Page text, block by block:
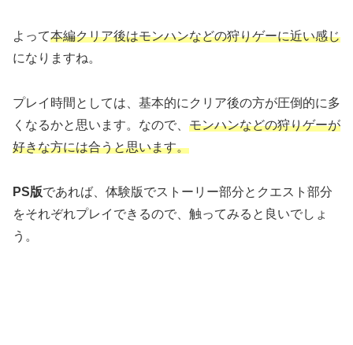
よって本編クリア後はモンハンなどの狩りゲーに近い感じ
になりますね。
プレイ時間としては、基本的にクリア後の方が圧倒的に多
くなるかと思います。なので、 モンハンなどの狩りゲーが
好きな方には合うと思います。
PS版であれば、体験版でストーリー部分とクエスト部分
をそれぞれプレイできるので、触ってみると良いでしょ
う。